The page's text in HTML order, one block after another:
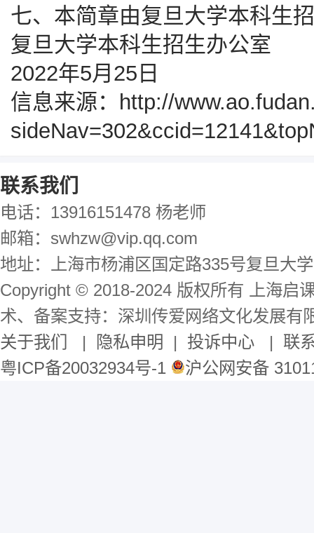
七、本简章由复旦大学本科生
复旦大学本科生招生办公室
2022年5月25日
信息来源：http://
联系我们
电话：13916151478 杨老师
邮箱：swhzw@vip.qq.com
地址：上海市杨浦区国定路335号复旦大
Copyright © 2018-2024 版权所有 上海启
术、备案支持：深圳传爱网络文化发展有
关于我们
| 隐私申明 | 投诉中心 | 联
粤ICP备20032934号-1
沪公网安备